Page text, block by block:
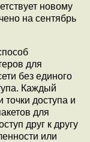
новому
на сентябрь
для
без единого
Каждый
точки доступа и
для
друг к другу
или